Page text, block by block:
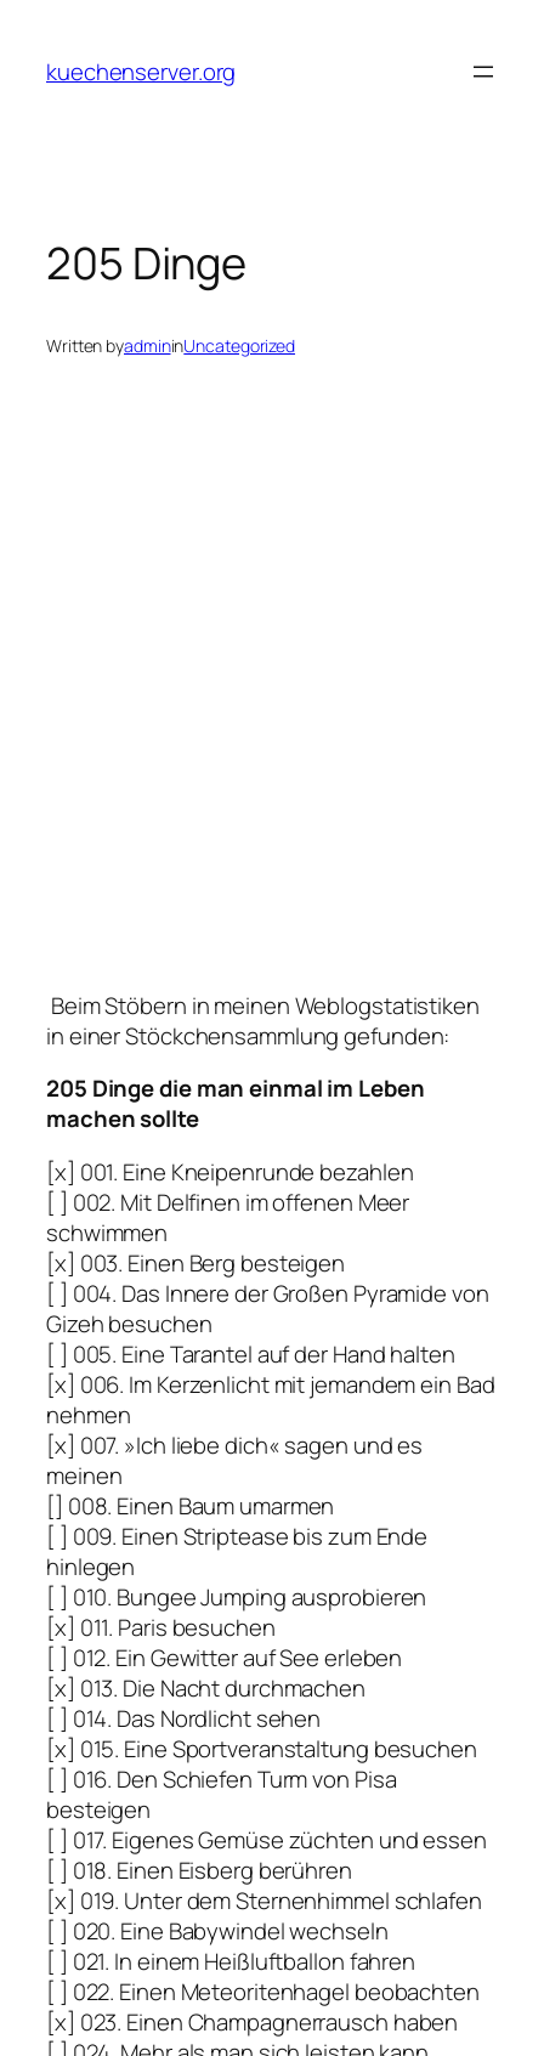
content
kuechenserver.org
205 Dinge
Written byadmininUncategorized
Beim Stöbern in meinen Weblogstatistiken
in einer Stöckchensammlung gefunden:
205 Dinge die man einmal im Leben
machen sollte
[x] 001. Eine Kneipenrunde bezahlen
[ ] 002. Mit Delfinen im offenen Meer
schwimmen
[x] 003. Einen Berg besteigen
[ ] 004. Das Innere der Großen Pyramide von
Gizeh besuchen
[ ] 005. Eine Tarantel auf der Hand halten
[x] 006. Im Kerzenlicht mit jemandem ein Bad
nehmen
[x] 007. »Ich liebe dich« sagen und es
meinen
[] 008. Einen Baum umarmen
[ ] 009. Einen Striptease bis zum Ende
hinlegen
[ ] 010. Bungee Jumping ausprobieren
[x] 011. Paris besuchen
[ ] 012. Ein Gewitter auf See erleben
[x] 013. Die Nacht durchmachen
[ ] 014. Das Nordlicht sehen
[x] 015. Eine Sportveranstaltung besuchen
[ ] 016. Den Schiefen Turm von Pisa
besteigen
[ ] 017. Eigenes Gemüse züchten und essen
[ ] 018. Einen Eisberg berühren
[x] 019. Unter dem Sternenhimmel schlafen
[ ] 020. Eine Babywindel wechseln
[ ] 021. In einem Heißluftballon fahren
[ ] 022. Einen Meteoritenhagel beobachten
[x] 023. Einen Champagnerrausch haben